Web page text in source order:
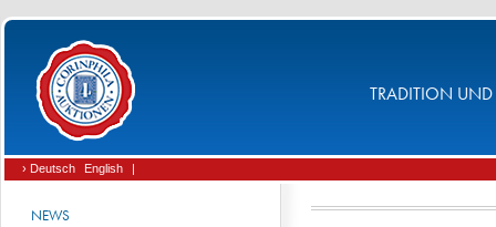
TRADITION UND
› Deutsch English |
NEWS